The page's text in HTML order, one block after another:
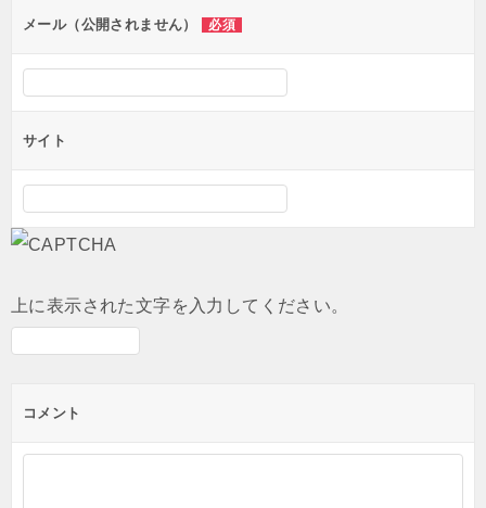
ンメール（公開されません） 必須
サイト
上に表示された文字を入力してください。
コメント